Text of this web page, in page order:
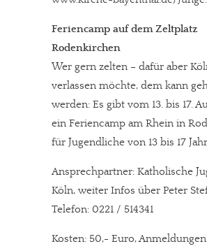
Feriencamp auf dem Zeltplatz
Rodenkirchen
Wer gern zelten – dafür aber
verlassen möchte, dem kann
werden: Es gibt vom 13. bis 17.
ein Feriencamp am Rhein in
für Jugendliche von 13 bis 17
Ansprechpartner: Katholische
Köln, weiter Infos über Peter
Telefon: 0221 / 514341
Kosten: 50,- Euro,